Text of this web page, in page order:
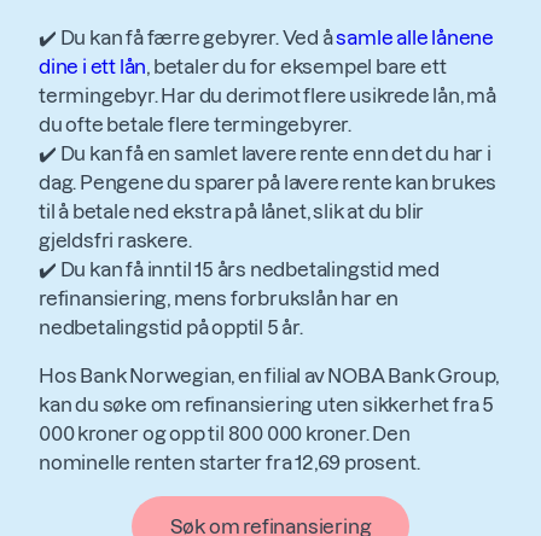
✔️ Du kan få færre gebyrer. Ved åsamle alle lånene
dine i ett lån, betaler du for eksempel bare ett
termingebyr. Har du derimot flere usikrede lån, må
du ofte betale flere termingebyrer.
✔️ Du kan få en samlet lavere rente enn det du har i
dag. Pengene du sparer på lavere rente kan brukes
til å betale ned ekstra på lånet, slik at du blir
gjeldsfri raskere.
✔️ Du kan få inntil 15 års nedbetalingstid med
refinansiering, mens forbrukslån har en
nedbetalingstid på opptil 5 år.
Hos Bank Norwegian, en filial av NOBA Bank Group,
kan du søke om refinansiering uten sikkerhet fra 5
000 kroner og opp til 800 000 kroner. Den
nominelle renten starter fra 12,69 prosent.
Søk om refinansiering